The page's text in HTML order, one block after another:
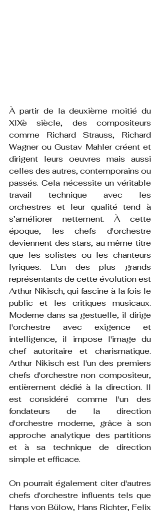
À partir de la deuxième moitié du
XIXè siècle, des compositeurs
comme Richard Strauss, Richard
Wagner ou Gustav Mahler créent et
dirigent leurs oeuvres mais aussi
celles des autres, contemporains ou
passés. Cela nécessite un véritable
travail technique avec les
orchestres et leur qualité tend à
s’améliorer nettement. À cette
époque, les chefs d'orchestre
deviennent des stars, au même titre
que les solistes ou les chanteurs
lyriques. L'un des plus grands
représentants de cette évolution est
Arthur Nikisch, qui fascine à la fois le
public et les critiques musicaux.
Moderne dans sa gestuelle, il dirige
l'orchestre avec exigence et
intelligence, il impose l'image du
chef autoritaire et charismatique.
Arthur Nikisch est l'un des premiers
chefs d'orchestre non compositeur,
entièrement dédié à la direction. Il
est considéré comme l'un des
fondateurs de la direction
d'orchestre moderne, grâce à son
approche analytique des partitions
et à sa technique de direction
simple et efficace.
On pourrait également citer d'autres
chefs d'orchestre influents tels que
Hans von Bülow, Hans Richter, Felix